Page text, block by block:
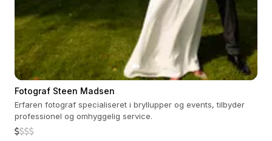
Fotograf Steen Madsen
Erfaren fotograf specialiseret i bryllupper og events, tilbyder
professionel og omhyggelig service.